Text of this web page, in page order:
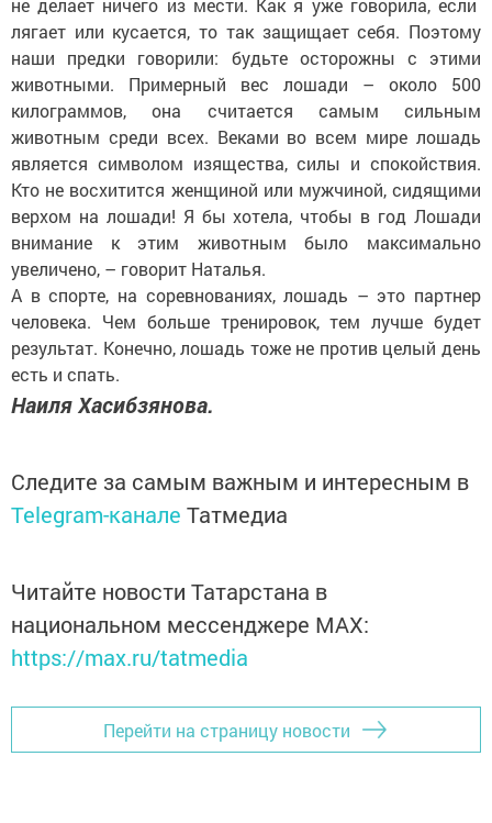
не делает ничего из мести. Как я уже говорила, если
лягает или кусается, то так защищает себя. Поэтому
наши предки говорили: будьте осторожны с этими
животными. Примерный вес лошади – около 500
килограммов, она считается самым сильным
животным среди всех. Веками во всем мире лошадь
является символом изящества, силы и спокойствия.
Кто не восхитится женщиной или мужчиной, сидящими
верхом на лошади! Я бы хотела, чтобы в год Лошади
внимание к этим животным было максимально
увеличено, – говорит Наталья.
А в спорте, на соревнованиях, лошадь – это партнер
человека. Чем больше тренировок, тем лучше будет
результат. Конечно, лошадь тоже не против целый день
есть и спать.
Наиля Хасибзянова.
Следите за самым важным и интересным в
Telegram-канале Татмедиа
Читайте новости Татарстана в
национальном мессенджере MАХ:
https://max.ru/tatmedia
Перейти на страницу новости